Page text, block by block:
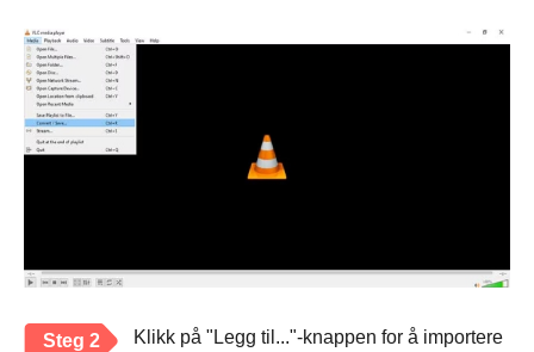
Steg 2
Klikk på "Legg til..."-knappen for å importere